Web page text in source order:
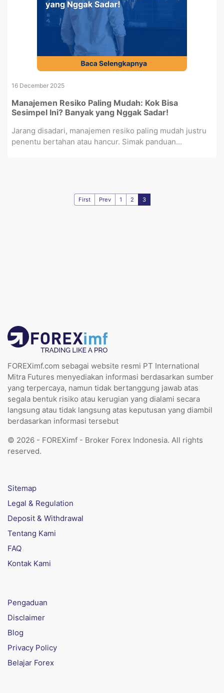
16 December 2025
Manajemen Resiko Paling Mudah: Kok Bisa
Sesimpel Ini? Banyak yang Nggak Sadar!
Jarang disadari, manajemen resiko paling mudah justru
penentu bertahan atau hancur. Simak panduan...
First Prev 1 2 3
FOREXimf.com sebagai website resmi PT International
Mitra Futures menyediakan informasi berdasarkan sumber
yang terpercaya, namun tidak bertanggung jawab atas
segala bentuk risiko atau kerugian yang dialami secara
langsung atau tidak langsung atas keputusan yang diambil
berdasarkan informasi tersebut
© 2026 - FOREXimf - Broker Forex Indonesia. All rights
reserved.
Sitemap
Legal & Regulation
Deposit & Withdrawal
Tentang Kami
FAQ
Kontak Kami
Pengaduan
Disclaimer
Blog
Privacy Policy
Belajar Forex